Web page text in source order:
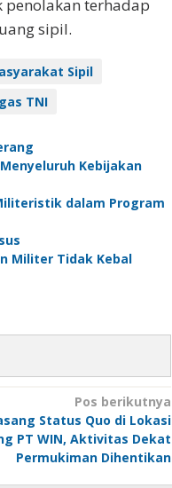
penolakan terhadap
sipil.
Sipil
TNI
Kebijakan
dalam Program
Militer Tidak Kebal
Pos berikutnya
Status Quo di Lokasi
PT WIN, Aktivitas Dekat
Permukiman Dihentikan